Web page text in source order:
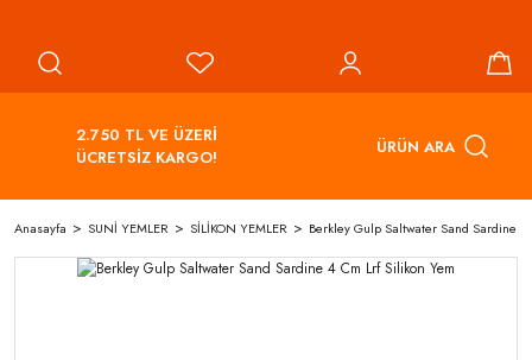
2.750 TL VE ÜZERİ
ÜCRETSİZ KARGO!
ÜRÜN ARA
Anasayfa SUNİ YEMLER SİLİKON YEMLER Berkley Gulp Saltwater Sand Sardine 4